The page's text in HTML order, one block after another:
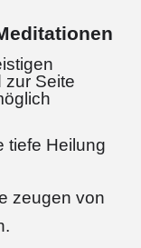
zur Seite
tiefe Heilung
zeugen von